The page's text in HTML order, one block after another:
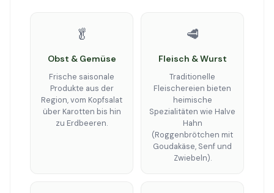
🥬
Obst & Gemüse
Frische saisonale
Produkte aus der
Region, vom Kopfsalat
über Karotten bis hin
zu Erdbeeren.
🥩
Fleisch & Wurst
Traditionelle
Fleischereien bieten
heimische
Spezialitäten wie Halve
Hahn
(Roggenbrötchen mit
Goudakäse, Senf und
Zwiebeln).